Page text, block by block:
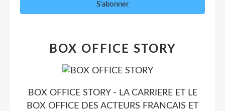
BOX OFFICE STORY
BOX OFFICE STORY - LA CARRIERE ET LE
BOX OFFICE DES ACTEURS FRANCAIS ET